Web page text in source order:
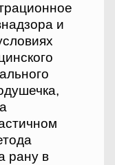
и
рану в